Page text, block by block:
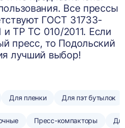
Все прессы
ГОСТ 31733-
и ТР ТС 010/2011. Если
пресс, то Подольский
лучший выбор!
Для пленки Для пэт бутылок
Пресс-компакторы